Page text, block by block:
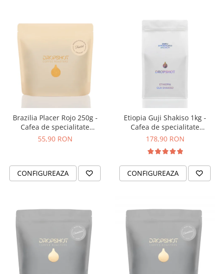
Heavy
INKER
KINTO
Kinu
La Marzocco
Mahlkonig
Meraki
Motta
Nuova Ricambi
Pallo
Perfect Moose
Puqpress
Brazilia Placer Rojo 250g -
Cafea de specialitate
DROPSHOT
55,90 RON
CONFIGUREAZA
Etiopia Guji Shakiso 1kg -
Cafea de specialitate
DROPSHOT
178,90 RON
CONFIGUREAZA